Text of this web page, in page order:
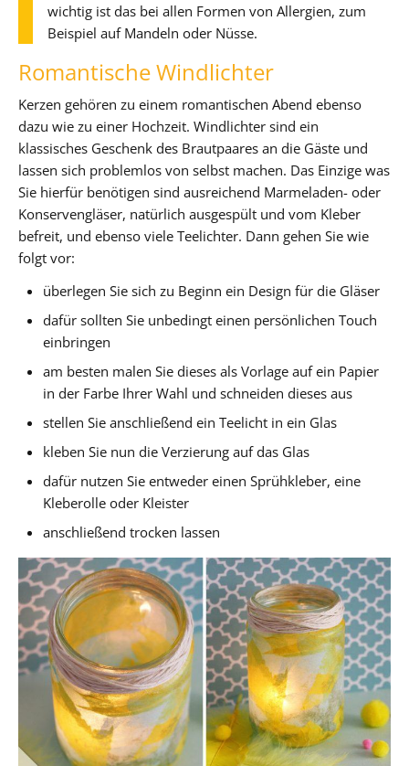
wichtig ist das bei allen Formen von Allergien, zum
Beispiel auf Mandeln oder Nüsse.
Romantische Windlichter
Kerzen gehören zu einem romantischen Abend ebenso
dazu wie zu einer Hochzeit. Windlichter sind ein
klassisches Geschenk des Brautpaares an die Gäste und
lassen sich problemlos von selbst machen. Das Einzige was
Sie hierfür benötigen sind ausreichend Marmeladen- oder
Konservengläser, natürlich ausgespült und vom Kleber
befreit, und ebenso viele Teelichter. Dann gehen Sie wie
folgt vor:
überlegen Sie sich zu Beginn ein Design für die Gläser
dafür sollten Sie unbedingt einen persönlichen Touch
einbringen
am besten malen Sie dieses als Vorlage auf ein Papier
in der Farbe Ihrer Wahl und schneiden dieses aus
stellen Sie anschließend ein Teelicht in ein Glas
kleben Sie nun die Verzierung auf das Glas
dafür nutzen Sie entweder einen Sprühkleber, eine
Kleberolle oder Kleister
anschließend trocken lassen